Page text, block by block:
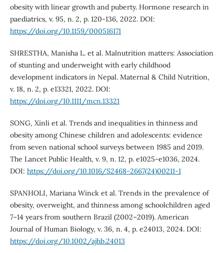
obesity with linear growth and puberty. Hormone research in
paediatrics, v. 95, n. 2, p. 120-136, 2022. DOI:
https://doi.org/10.1159/000516171
SHRESTHA, Manisha L. et al. Malnutrition matters: Association
of stunting and underweight with early childhood
development indicators in Nepal. Maternal & Child Nutrition,
v. 18, n. 2, p. e13321, 2022. DOI:
https://doi.org/10.1111/mcn.13321
SONG, Xinli et al. Trends and inequalities in thinness and
obesity among Chinese children and adolescents: evidence
from seven national school surveys between 1985 and 2019.
The Lancet Public Health, v. 9, n. 12, p. e1025-e1036, 2024.
DOI: https://doi.org/10.1016/S2468-2667(24)00211-1
SPANHOLI, Mariana Winck et al. Trends in the prevalence of
obesity, overweight, and thinness among schoolchildren aged
7–14 years from southern Brazil (2002–2019). American
Journal of Human Biology, v. 36, n. 4, p. e24013, 2024. DOI:
https://doi.org/10.1002/ajhb.24013